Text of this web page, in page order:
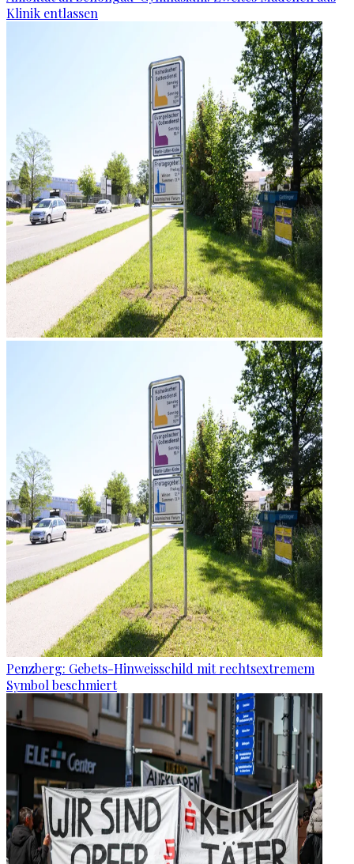
Klinik entlassen
Penzberg: Gebets-Hinweisschild mit rechtsextremem
Symbol beschmiert